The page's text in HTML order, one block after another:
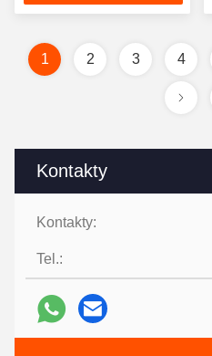
Kontakty
Kontakty:
Tel.:
wymagań klienta
1 2 3 4